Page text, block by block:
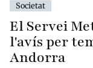
Societat
El Servei
l'avís per
Andorra